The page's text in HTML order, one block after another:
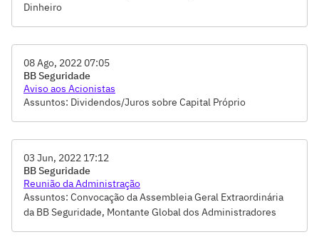
Dinheiro
08 Ago, 2022 07:05
BB Seguridade
Aviso aos Acionistas
Assuntos: Dividendos/Juros sobre Capital Próprio
03 Jun, 2022 17:12
BB Seguridade
Reunião da Administração
Assuntos: Convocação da Assembleia Geral Extraordinária
da BB Seguridade, Montante Global dos Administradores